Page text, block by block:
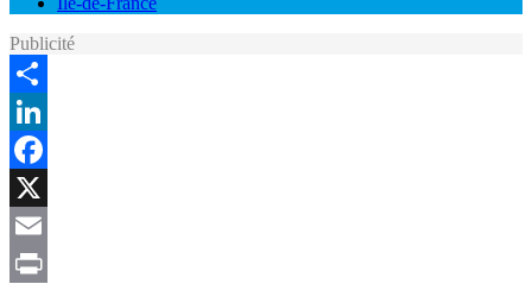
Publicité
Share
LinkedIn
Facebook
X
Email